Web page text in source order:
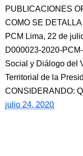
PUBLICACIONES
COMO SE
PCM Lima, 22 de
D000023-2020-
Social y Diálogo del
Territorial de la
CONSIDERANDO:
julio 24, 2020